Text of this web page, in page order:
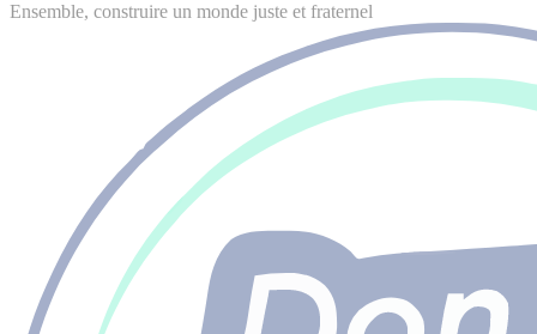
Ensemble, construire un monde juste et fraternel